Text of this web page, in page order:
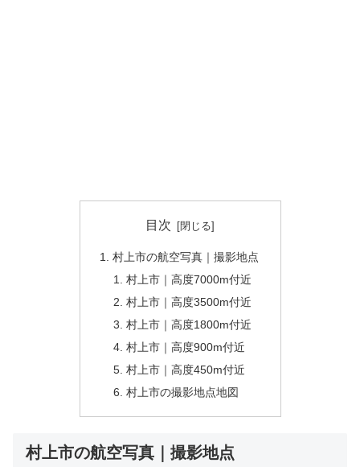
目次
村上市の航空写真｜撮影地点
村上市｜高度7000m付近
村上市｜高度3500m付近
村上市｜高度1800m付近
村上市｜高度900m付近
村上市｜高度450m付近
村上市の撮影地点地図
村上市の航空写真｜撮影地点